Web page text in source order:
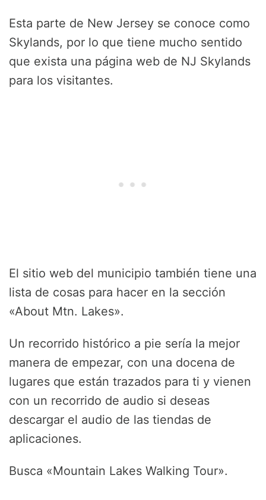
Esta parte de New Jersey se conoce como
Skylands, por lo que tiene mucho sentido
que exista una página web de NJ Skylands
para los visitantes.
El sitio web del municipio también tiene una
lista de cosas para hacer en la sección
«About Mtn. Lakes».
Un recorrido histórico a pie sería la mejor
manera de empezar, con una docena de
lugares que están trazados para ti y vienen
con un recorrido de audio si deseas
descargar el audio de las tiendas de
aplicaciones.
Busca «Mountain Lakes Walking Tour».